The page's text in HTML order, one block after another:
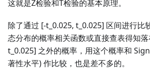
这就是Z检验和T检验的基本原理。
除了通过 [-t_ 0.025, t_ 0.025] 区间进行比
态分布的概率相关函数或直接查表得知落
t_ 0.025] 之外的概率，用这个概率和
著性水平) 作比较，也是差不多的。